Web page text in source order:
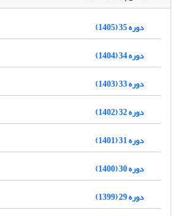
دوره 35 (1405)
دوره 34 (1404)
دوره 33 (1403)
دوره 32 (1402)
دوره 31 (1401)
دوره 30 (1400)
دوره 29 (1399)